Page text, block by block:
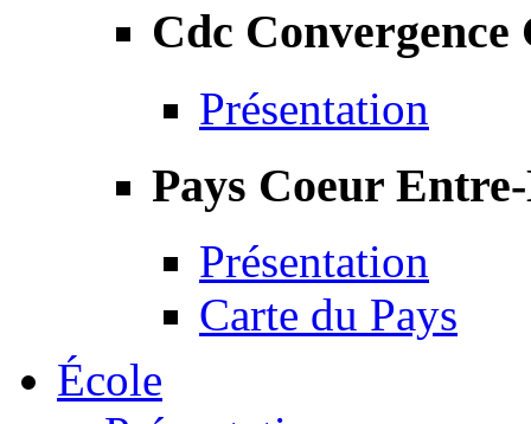
Cdc Convergence
Présentation
Pays Coeur
Présentation
Carte du Pays
École